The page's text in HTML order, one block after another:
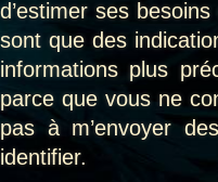
d’estimer ses besoins
sont que des
informations plus
parce que vous ne
pas à m’envoyer
identifier.